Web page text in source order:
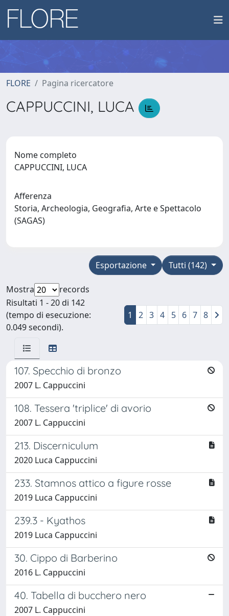
FLORE Pagina ricercatore
CAPPUCCINI, LUCA
Nome completo
CAPPUCCINI, LUCA
Afferenza
Storia, Archeologia, Geografia, Arte e Spettacolo
(SAGAS)
Tutti (142)
Esportazione
Mostra
records
Risultati 1 - 20 di 142
(tempo di esecuzione:
0.049 secondi).
1 2 3 4 5 6 7 8
107. Specchio di bronzo
2007 L. Cappuccini
108. Tessera 'triplice' di avorio
2007 L. Cappuccini
213. Discerniculum
2020 Luca Cappuccini
233. Stamnos attico a figure rosse
2019 Luca Cappuccini
239.3 - Kyathos
2019 Luca Cappuccini
30. Cippo di Barberino
2016 L. Cappuccini
40. Tabella di bucchero nero
2007 L. Cappuccini